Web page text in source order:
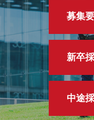
募集
新卒
中途